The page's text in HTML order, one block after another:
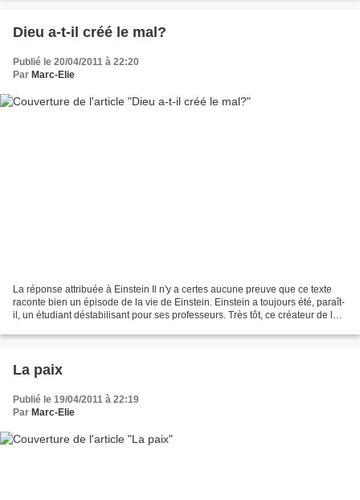
Dieu a-t-il créé le mal?
Publié le 20/04/2011 à 22:20
Par Marc-Elie
La réponse attribuée à Einstein Il n'y a certes aucune preuve que ce texte
raconte bien un épisode de la vie de Einstein. Einstein a toujours été, paraît-
il, un étudiant déstabilisant pour ses professeurs. Très tôt, ce créateur de la
La paix
Publié le 19/04/2011 à 22:19
Par Marc-Elie